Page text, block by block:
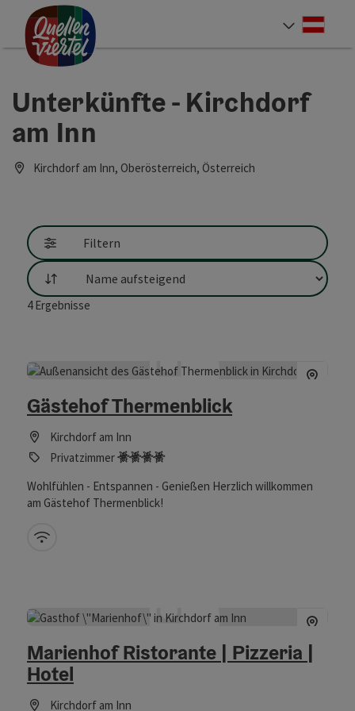
Zum Inhalt
Zur Navigation
Zum Seitenanfang
Unterkünfte - Kirchdorf
am Inn
Kirchdorf am Inn, Oberösterreich, Österreich
Filtern
Sortierung
4Ergebnisse
Gästehof Thermenblick
Kirchdorf am Inn
Privatzimmer
4 Edelweiß
Wohlfühlen - Entspannen - Genießen Herzlich willkommen
am Gästehof Thermenblick!
W-Lan (kostenlos)
Marienhof Ristorante | Pizzeria |
Hotel
Kirchdorf am Inn